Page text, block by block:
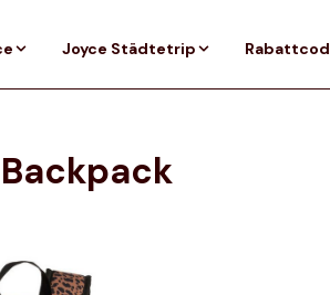
Joyce Städtetrip